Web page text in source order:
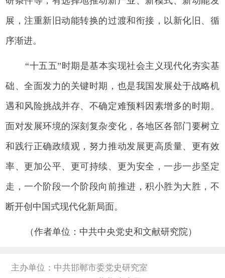
展，注重新旧动能转换的过渡和衔接，以新化旧、循
序渐进。
“十五五”时期是基本实现社会主义现代化夯实基
础、全面发力的关键时期，也是我国发展处于战略机
遇和风险挑战并存、不确定难预料因素增多的时期。
面对发展环境的深刻复杂变化，各地区各部门要树立
和践行正确政绩观，努力推动发展更高质量、更有效
率、更加公平、更可持续、更为安全，一步一步坚定
走，一个阶段一个阶段向前推进，积小胜为大胜，不
断开创中国式现代化新局面。
（作者单位：中共中央党史和文献研究院）
主办单位：中共邯郸市委党史研究室